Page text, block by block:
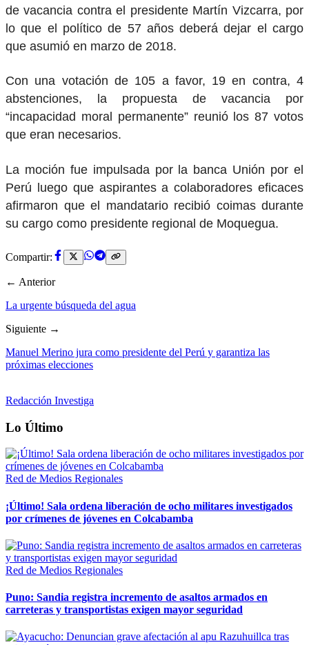
de vacancia contra el presidente Martín Vizcarra, por
lo que el político de 57 años deberá dejar el cargo
que asumió en marzo de 2018.
Con una votación de 105 a favor, 19 en contra, 4
abstenciones, la propuesta de vacancia por
“incapacidad moral permanente” reunió los 87 votos
que eran necesarios.
La moción fue impulsada por la banca Unión por el
Perú luego que aspirantes a colaboradores eficaces
afirmaron que el mandatario recibió coimas durante
su cargo como presidente regional de Moquegua.
Compartir:
← Anterior
La urgente búsqueda del agua
Siguiente →
Manuel Merino jura como presidente del Perú y garantiza las
próximas elecciones
Redacción Investiga
Lo Último
Red de Medios Regionales
¡Último! Sala ordena liberación de ocho militares investigados
por crímenes de jóvenes en Colcabamba
Red de Medios Regionales
Puno: Sandia registra incremento de asaltos armados en
carreteras y transportistas exigen mayor seguridad